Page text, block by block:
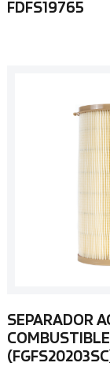
FDFS19765
SEPARADOR
COMBUSTIBLE